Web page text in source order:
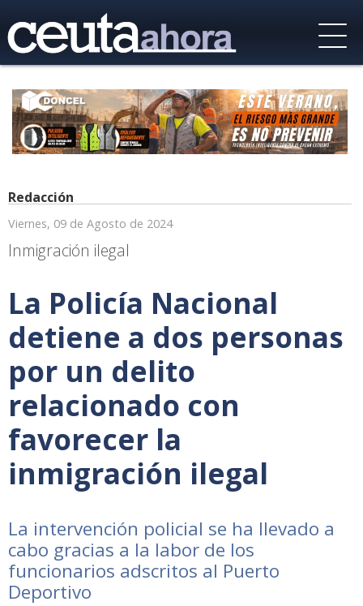
Redacción
Viernes, 09 de Agosto de 2024
Inmigración ilegal
La Policía Nacional
detiene a dos personas
por un delito
relacionado con
favorecer la
inmigración ilegal
La intervención policial se ha llevado a
cabo gracias a la labor de los
funcionarios adscritos al Puerto
Deportivo